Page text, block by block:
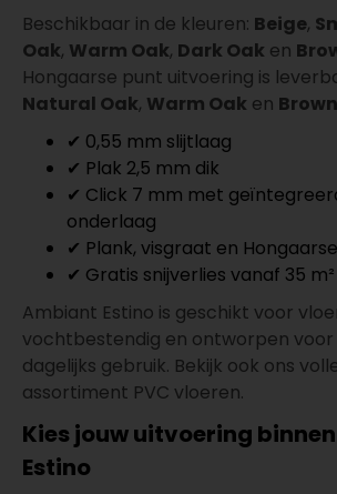
Beschikbaar in de kleuren: Beige,
Oak, Warm Oak, Dark Oak en
Hongaarse punt uitvoering is
Natural Oak, Warm Oak en Brown
✔ 0,55 mm slijtlaag
✔ Plak 2,5 mm dik
✔ Click 7 mm met
onderlaag
✔ Plank, visgraat en
✔ Gratis snijverlies vanaf 35 m²
Ambiant Estino is geschikt voor
vochtbestendig en ontworpen voor
dagelijks gebruik. Bekijk ook ons
assortiment PVC vloeren.
Kies jouw uitvoering
Estino